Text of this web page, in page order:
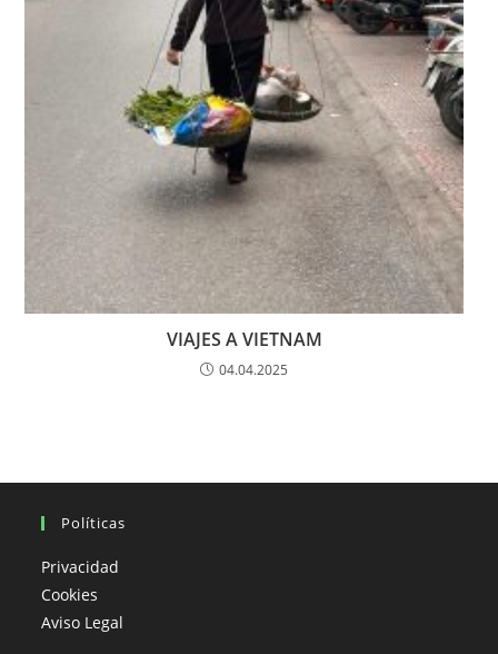
VIAJES A VIETNAM
04.04.2025
Políticas
Privacidad
Cookies
Aviso Legal